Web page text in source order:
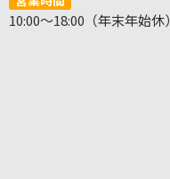
10:00～18:00（年末年始休）